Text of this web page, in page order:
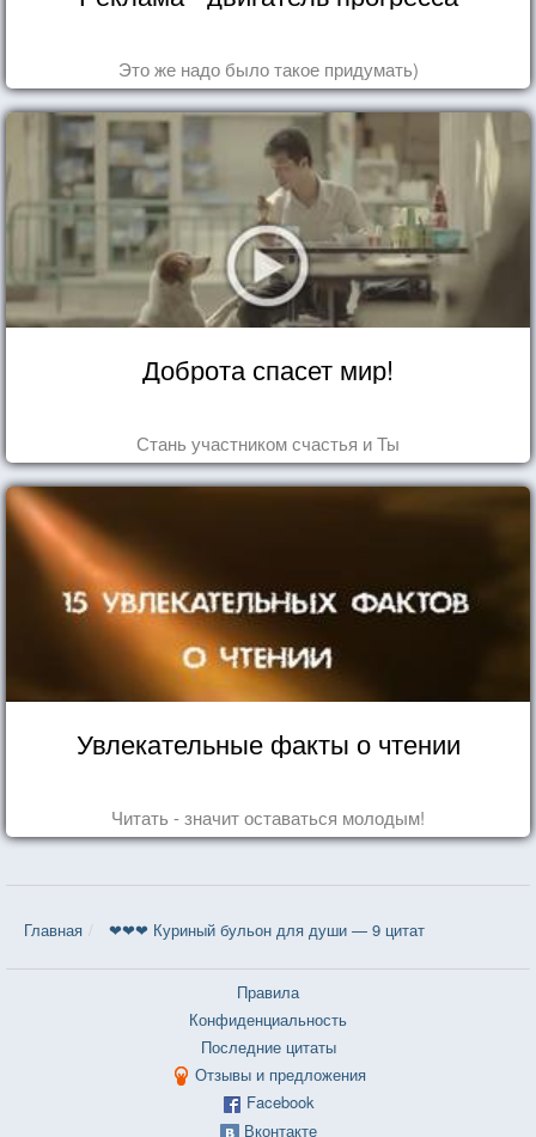
Это же надо было такое придумать)
Доброта спасет мир!
Стань участником счастья и Ты
Увлекательные факты о чтении
Читать - значит оставаться молодым!
Главная ❤❤❤ Куриный бульон для души — 9 цитат
Правила
Конфиденциальность
Последние цитаты
Отзывы и предложения
Facebook
Вконтакте